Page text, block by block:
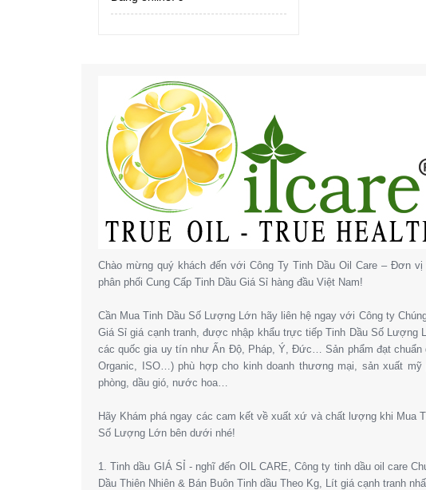
Chào mừng quý khách đến với Công Ty Tinh Dầu Oil Care – Đơn vị
phân phối Cung Cấp Tinh Dầu Giá Sỉ hàng đầu Việt Nam!
Cần Mua Tinh Dầu Số Lượng Lớn hãy liên hệ ngay với Công ty
Giá Sỉ giá cạnh tranh, được nhập khẩu trực tiếp Tinh Dầu Số Lượng
các quốc gia uy tín như Ấn Độ, Pháp, Ý, Đức… Sản phẩm đạt chuẩn
Organic, ISO…) phù hợp cho kinh doanh thương mại, sản xuất mỹ
phòng, dầu gió, nước hoa…
Hãy Khám phá ngay các cam kết về xuất xứ và chất lượng khi Mua
Số Lượng Lớn bên dưới nhé!
1. Tinh dầu GIÁ SỈ - nghĩ đến OIL CARE, Công ty tinh dầu oil care
Dầu Thiên Nhiên & Bán Buôn Tinh dầu Theo Kg, Lít giá cạnh tranh